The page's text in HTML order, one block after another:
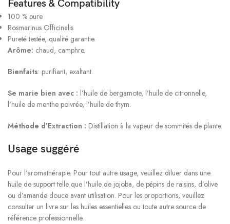
Features & Compatibility
100 % pure
Rosmarinus Officinalis
Pureté testée, qualité garantie.
Arôme: chaud, camphre.
Bienfaits: purifiant, exaltant.
Se marie bien avec : l’huile de bergamote, l’huile de citronnelle,
l’huile de menthe poivrée, l’huile de thym.
Méthode d’Extraction : Distillation à la vapeur de sommités de plante.
Usage suggéré
Pour l’aromathérapie. Pour tout autre usage, veuillez diluer dans une
huile de support telle que l’huile de jojoba, de pépins de raisins, d’olive
ou d’amande douce avant utilisation. Pour les proportions, veuillez
consulter un livre sur les huiles essentielles ou toute autre source de
référence professionnelle.